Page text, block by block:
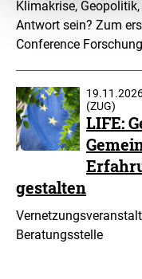
Klimakrise,
Antwort sein? Zum
Conference
(ZUG)
LIFE:
gestalten
Beratungsstelle